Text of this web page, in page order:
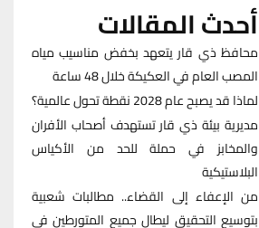
أحدث المقالات
محافظ ذي قار يتعهد بخفض مناسيب مياه
المصب العام في العكيكة خلال 48 ساعة
لماذا قد يصبح عام 2028 نقطة تحول عالمية؟
مديرية بيئة ذي قار تستهدف أصحاب الأفران
والمخابز في حملة للحد من الأكياس
البلاستيكية
من الإعفاء إلى القضاء.. مطالبات شعبية
بتوسيع التحقيق ليطال جميع المتورطين في